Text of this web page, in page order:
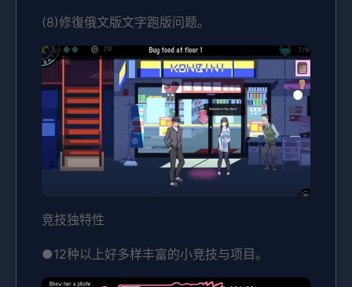
(8)修復俄文版文字跑版问题。
竞技独特性
●12种以上好多样丰富的小竞技与项目。